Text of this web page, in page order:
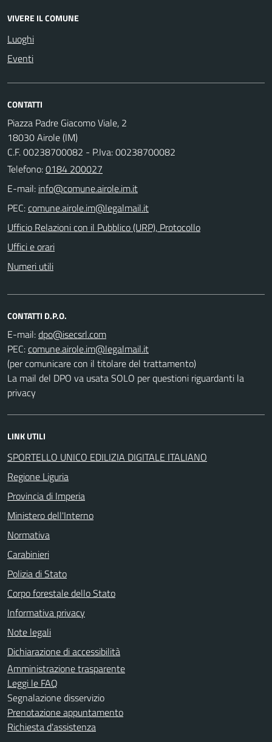
VIVERE IL COMUNE
Luoghi
Eventi
CONTATTI
Piazza Padre Giacomo Viale, 2
18030 Airole (IM)
C.F. 00238700082 - P.Iva: 00238700082
Telefono:0184 200027
E-mail:
PEC:
Ufficio Relazioni con il Pubblico (URP), Protocollo
Uffici e orari
Numeri utili
CONTATTI D.P.O.
E-mail:
PEC:
(per comunicare con il titolare del trattamento)
La mail del DPO va usata SOLO per questioni riguardanti la
privacy
LINK UTILI
SPORTELLO UNICO EDILIZIA DIGITALE ITALIANO
Regione Liguria
Provincia di Imperia
Ministero dell'Interno
Normativa
Carabinieri
Polizia di Stato
Corpo forestale dello Stato
Informativa privacy
Note legali
Dichiarazione di accessibilità
Amministrazione trasparente
Leggi le FAQ
Segnalazione disservizio
Prenotazione appuntamento
Richiesta d'assistenza